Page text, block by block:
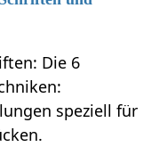
Die 6
speziell für